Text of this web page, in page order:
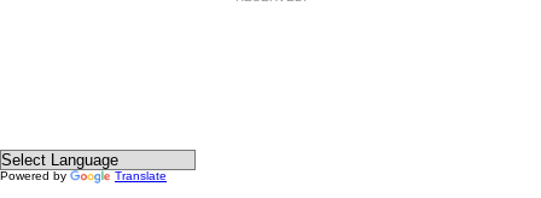
Powered by Translate